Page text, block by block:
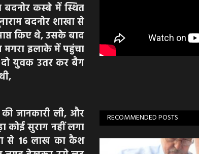
बदनोर कस्बे में स्थित
बदनोर शाखा से
किए थे, उसके बाद
इलाके में पहुंचा
युवक उतर कर बैग
जानकारी ली, और
कोई सुराग नहीं लगा
से 16 लाख का कैश
RECOMMENDED POSTS